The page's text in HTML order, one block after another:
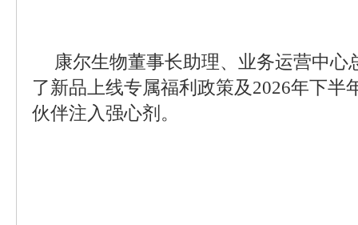
康尔生物董事长助理、业务运营中心
了新品上线专属福利政策及2026年下半
伙伴注入强心剂。